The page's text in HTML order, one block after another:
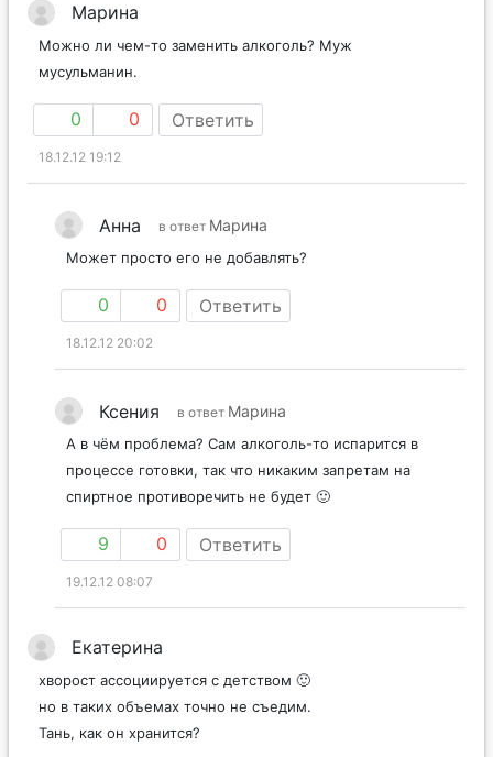
Марина
Можно ли чем-то заменить алкоголь? Муж
мусульманин.
0 0 Ответить
18.12.12 19:12
Анна в ответ Марина
Может просто его не добавлять?
0 0 Ответить
18.12.12 20:02
Ксения в ответ Марина
А в чём проблема? Сам алкоголь-то испарится в
процессе готовки, так что никаким запретам на
спиртное противоречить не будет 🙂
9 0 Ответить
19.12.12 08:07
Екатерина
хворост ассоциируется с детством 🙂
но в таких объемах точно не съедим.
Тань, как он хранится?